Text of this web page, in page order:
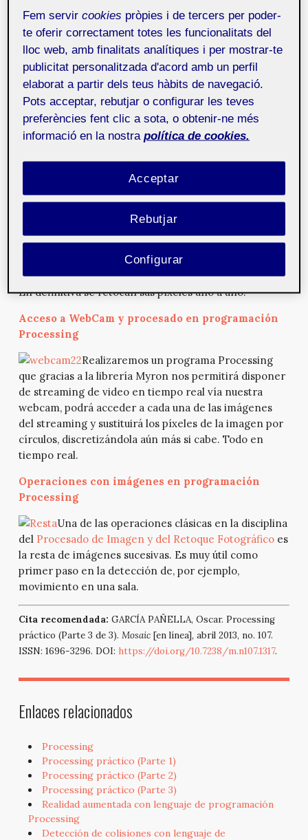
Detección de colisiones con lenguaje de
programación Processing
En este ejemplo vamos a detectar si un objeto
que llevamos literalmente “pegado” a nuestro cursor
del ratón (un círculo rojo), colisiona con un número
aleatorio de otros objetos (varios círculos verdes)
dispuestos a lo largo de nuestro canvas. Además
informaremos al usuario/a mediante texto de si se
está produciendo la colisión o no.
Una LUT o “Look Up Table” (ver apartado
“Lookup tables in image processing”
procedimiento por el cual podemos variar las
características (pseudocolorear) de una imagen, sea
estática o dinámica como en el caso de una webcam.
En definitiva se retocan sus píxeles uno a uno.
Acceso a WebCam y procesado en programación
Processing
Realizaremos un programa Processing
que gracias a la librería Myron nos permitirá disponer
de streaming de video en tiempo real vía nuestra
webcam, podrá acceder a cada una de las imágenes
del streaming y sustituirá los píxeles de la imagen por
círculos, discretizándola aún más si cabe. Todo en
tiempo real.
Operaciones con imágenes en programación
Processing
Una de las operaciones clásicas en la disciplina
del Procesado de Imagen y del Retoque Fotográficoes
la resta de imágenes sucesivas. Es muy útil como
primer paso en la detección de, por ejemplo,
movimiento en una sala.
Cita recomendada: GARCÍA PAÑELLA, Oscar. Processing
práctico (Parte 3 de 3). Mosaic[en línea], abril 2013, no. 107.
ISSN: 1696-3296. DOI: https://doi.org/10.7238/m.n107.1317.
Enlaces relacionados
Processing
Processing práctico (Parte 1)
Processing práctico (Parte 2)
Processing práctico (Parte 3)
Realidad aumentada con lenguaje de programación
Processing
Detección de colisiones con lenguaje de
Fem servircookies pròpies i de tercers per poder-
te oferir correctament totes les funcionalitats del
lloc web, amb finalitats analítiques i per mostrar-te
publicitat personalitzada d'acord amb un perfil
elaborat a partir dels teus hàbits de navegació.
Pots acceptar, rebutjar o configurar les teves
preferències fent clic a sota, o obtenir-ne més
informació en la nostra política de cookies.
Rebutjar
Acceptar
Configurar